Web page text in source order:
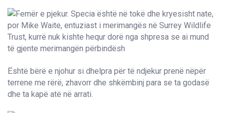
Është bërë e njohur si dhelpra për të ndjekur prenë nëpër
terrene me rërë, zhavorr dhe shkëmbinj para se ta godasë
dhe ta kapë atë në arrati.